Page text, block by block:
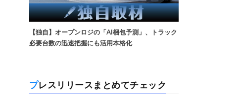
【独自】オープンロジの「AI梱包予測」、トラック
必要台数の迅速把握にも活用本格化
プレスリリースまとめてチェック